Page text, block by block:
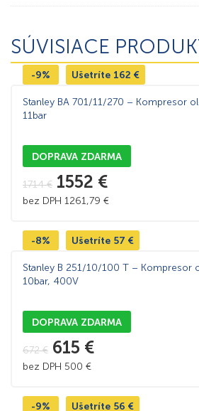
SÚVISIACE
-9% Ušetríte 162 €
Stanley BA 701/11/270 – Kompresor
11bar
DOPRAVA ZDARMA
1714€ 1552 €
bez DPH 1261,79 €
-8% Ušetríte 57 €
Stanley B 251/10/100 T – Kompresor
10bar, 400V
DOPRAVA ZDARMA
672€ 615 €
bez DPH 500 €
-9% Ušetríte 56 €